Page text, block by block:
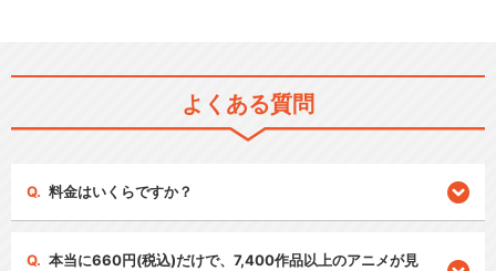
よくある質問
料金はいくらですか？
本当に660円(税込)だけで、7,400作品以上のアニメが見